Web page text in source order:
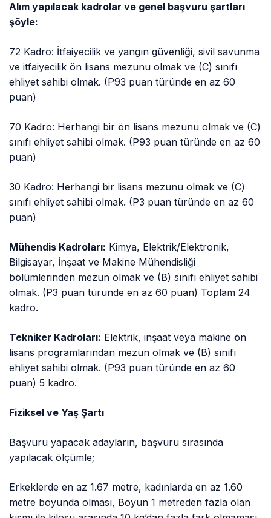
Alım yapılacak kadrolar ve genel başvuru şartları
şöyle:
72 Kadro: İtfaiyecilik ve yangın güvenliği, sivil savunma
ve itfaiyecilik ön lisans mezunu olmak ve (C) sınıfı
ehliyet sahibi olmak. (P93 puan türünde en az 60
puan)
70 Kadro: Herhangi bir ön lisans mezunu olmak ve (C)
sınıfı ehliyet sahibi olmak. (P93 puan türünde en az 60
puan)
30 Kadro: Herhangi bir lisans mezunu olmak ve (C)
sınıfı ehliyet sahibi olmak. (P3 puan türünde en az 60
puan)
Mühendis Kadroları: Kimya, Elektrik/Elektronik,
Bilgisayar, İnşaat ve Makine Mühendisliği
bölümlerinden mezun olmak ve (B) sınıfı ehliyet sahibi
olmak. (P3 puan türünde en az 60 puan) Toplam 24
kadro.
Tekniker Kadroları: Elektrik, inşaat veya makine ön
lisans programlarından mezun olmak ve (B) sınıfı
ehliyet sahibi olmak. (P93 puan türünde en az 60
puan) 5 kadro.
Fiziksel ve Yaş Şartı
Başvuru yapacak adayların, başvuru sırasında
yapılacak ölçümle;
Erkeklerde en az 1.67 metre, kadınlarda en az 1.60
metre boyunda olması, Boyun 1 metreden fazla olan